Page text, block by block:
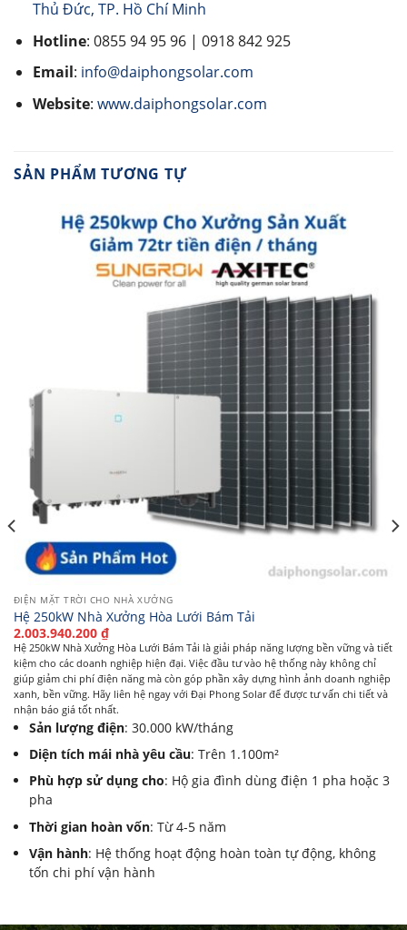
Thủ Đức, TP. Hồ Chí Minh
Hotline: 0855 94 95 96 | 0918 842 925
Email: info@daiphongsolar.com
Website: www.daiphongsolar.com
SẢN PHẨM TƯƠNG TỰ
ĐIỆN MẶT TRỜI CHO NHÀ XƯỞNG
Hệ 250kW Nhà Xưởng Hòa Lưới Bám Tải
2.003.940.200 ₫
Hệ 250kW Nhà Xưởng Hòa Lưới Bám Tải là giải pháp năng lượng bền vững và tiết
kiệm cho các doanh nghiệp hiện đại. Việc đầu tư vào hệ thống này không chỉ
giúp giảm chi phí điện năng mà còn góp phần xây dựng hình ảnh doanh nghiệp
xanh, bền vững. Hãy liên hệ ngay với Đại Phong Solar để được tư vấn chi tiết và
nhận báo giá tốt nhất.
Sản lượng điện: 30.000 kW/tháng
Diện tích mái nhà yêu cầu: Trên 1.100m²
Phù hợp sử dụng cho: Hộ gia đình dùng điện 1 pha hoặc 3
pha
Thời gian hoàn vốn: Từ 4-5 năm
Vận hành: Hệ thống hoạt động hoàn toàn tự động, không
tốn chi phí vận hành